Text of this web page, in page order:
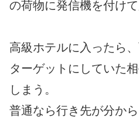
の荷物に発信機を付けて
高級ホテルに入ったら
ターゲットにしていた
しまう。
普通なら行き先が分か